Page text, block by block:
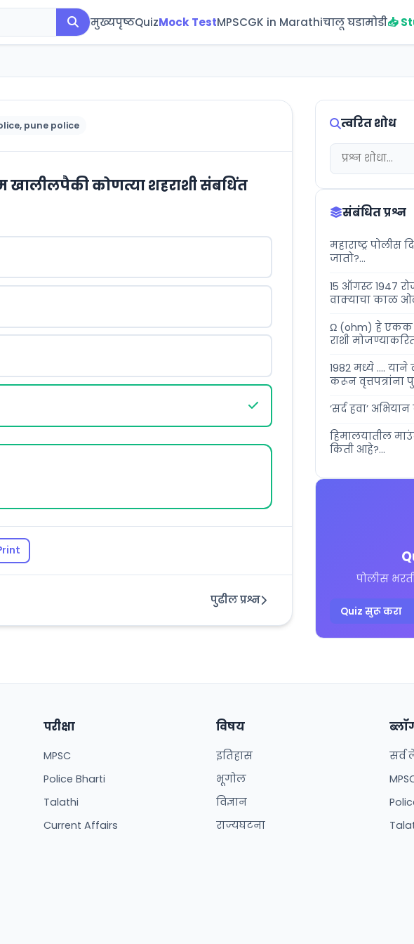
मुख्यपृष्ठQuizMock TestMPSCGK in Marathiचालू घडामोडी📥
pune police
खालीलपैकी कोणत्या शहराशी संबधिंत
पुढील प्रश्न
त्वरित शोध
संबंधित प्रश्न
महाराष्ट्र पोलीस
जातो?...
15 ऑगस्ट 1947
वाक्याचा काळ
Ω (ohm) हे
राशी
1982 मध्ये .... याने
करून वृत्तपत्रांना
‘सर्द हवा’
हिमालयातील
किती आहे?...
पोलीस
Quiz सुरू करा
परीक्षा
MPSC
Police Bharti
Talathi
Current Affairs
विषय
इतिहास
भूगोल
विज्ञान
राज्यघटना
सर्व